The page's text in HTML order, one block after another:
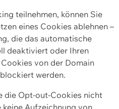
teilnehmen, können Sie
eines Cookies ablehnen –
die das automatische
deaktiviert oder Ihren
von der Domain
werden.
die Opt-out-Cookies nicht